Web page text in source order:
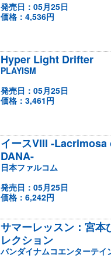
発売日：05月25日
価格：4,536円
Hyper Light Drifter
PLAYISM
発売日：05月25日
価格：3,461円
イースVIII -Lacrimosa
DANA-
日本ファルコム
発売日：05月25日
価格：6,242円
サマーレッスン：宮本
レクション
バンダイナムコエンターテイ